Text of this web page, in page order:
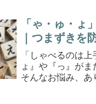
も大丈夫。正し
やさしくケアす
「ゃ・ゅ・ょ
｜つまずきを
「しゃべるのは
ょ』や『っ』が
そんなお悩み、あ